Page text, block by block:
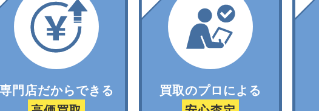
専門店だからできる
買取のプロによる